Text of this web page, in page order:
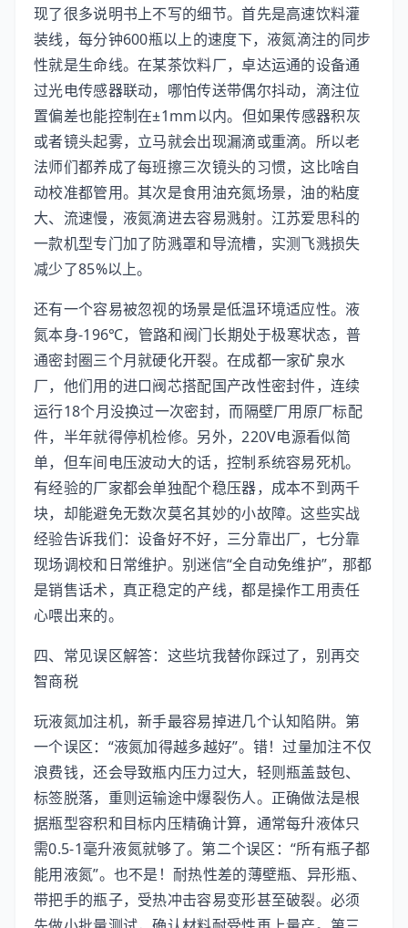
现了很多说明书上不写的细节。首先是高速饮料灌
装线，每分钟600瓶以上的速度下，液氮滴注的同步
性就是生命线。在某茶饮料厂，卓达运通的设备通
过光电传感器联动，哪怕传送带偶尔抖动，滴注位
置偏差也能控制在±1mm以内。但如果传感器积灰
或者镜头起雾，立马就会出现漏滴或重滴。所以老
法师们都养成了每班擦三次镜头的习惯，这比啥自
动校准都管用。其次是食用油充氮场景，油的粘度
大、流速慢，液氮滴进去容易溅射。江苏爱思科的
一款机型专门加了防溅罩和导流槽，实测飞溅损失
减少了85%以上。
还有一个容易被忽视的场景是低温环境适应性。液
氮本身-196℃，管路和阀门长期处于极寒状态，普
通密封圈三个月就硬化开裂。在成都一家矿泉水
厂，他们用的进口阀芯搭配国产改性密封件，连续
运行18个月没换过一次密封，而隔壁厂用原厂标配
件，半年就得停机检修。另外，220V电源看似简
单，但车间电压波动大的话，控制系统容易死机。
有经验的厂家都会单独配个稳压器，成本不到两千
块，却能避免无数次莫名其妙的小故障。这些实战
经验告诉我们：设备好不好，三分靠出厂，七分靠
现场调校和日常维护。别迷信“全自动免维护”，那都
是销售话术，真正稳定的产线，都是操作工用责任
心喂出来的。
四、常见误区解答：这些坑我替你踩过了，别再交
智商税
玩液氮加注机，新手最容易掉进几个认知陷阱。第
一个误区：“液氮加得越多越好”。错！过量加注不仅
浪费钱，还会导致瓶内压力过大，轻则瓶盖鼓包、
标签脱落，重则运输途中爆裂伤人。正确做法是根
据瓶型容积和目标内压精确计算，通常每升液体只
需0.5-1毫升液氮就够了。第二个误区：“所有瓶子都
能用液氮”。也不是！耐热性差的薄壁瓶、异形瓶、
带把手的瓶子，受热冲击容易变形甚至破裂。必须